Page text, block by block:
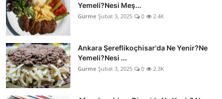
Yemeli?Nesi Meş...
Gurme Şubat 3, 2025 0 2.4K
Ankara Şereflikoçhisar'da Ne Yenir?Ne
Yemeli?Nesi ...
Gurme Şubat 3, 2025 0 2.3K